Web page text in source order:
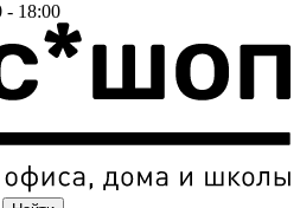
18:00